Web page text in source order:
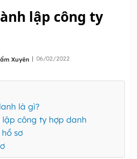
lập công ty
Xuyên | 06/02/2022
là gì?
lập công ty hợp danh
hồ sơ